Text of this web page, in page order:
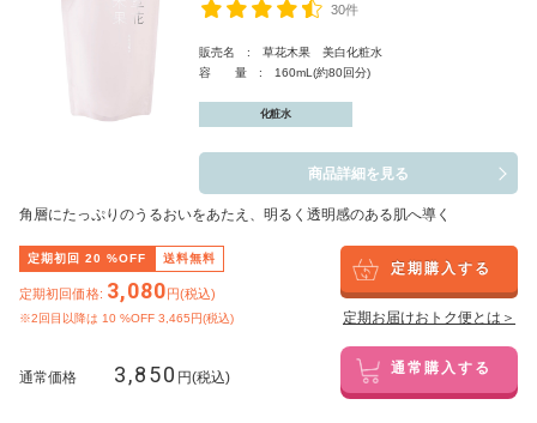
30件
販売名 : 草花木果 美白化粧水
容 量 : 160mL(約80回分)
化粧水
商品詳細を見る
角層にたっぷりのうるおいをあたえ、明るく透明感のある肌へ導く
定期初回 20 %OFF 送料無料
定期初回価格: 3,080円(税込)
※2回目以降は 10 %OFF 3,465円(税込)
定期購入する
定期お届けおトク便とは＞
通常価格 3,850 円(税込) 通常購入する